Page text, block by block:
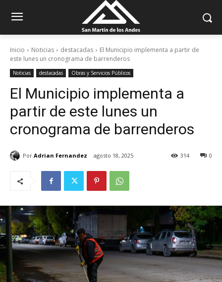
Inicio Noticias destacadas
El Municipio implementa a partir de
este lunes un cronograma de barrenderos
Noticias destacadas Obras y Servicios Públicos
El Municipio implementa a
partir de este lunes un
cronograma de barrenderos
Por Adrian Fernandez agosto 18, 2025 0
314